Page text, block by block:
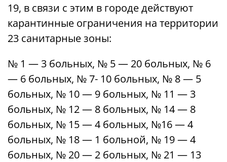
19, в связи с этим в городе действуют
карантинные ограничения на территории
23 санитарные зоны:
№ 1 — 3 больных, № 5 — 20 больных, № 6
— 6 больных, № 7- 10 больных, № 8 — 5
больных, № 10 — 9 больных, № 11 — 3
больных, № 12 — 8 больных, № 14 — 8
больных, № 15 — 4 больных, №16 — 4
больных, № 18 — 1 больной, № 19 — 4
больных, № 20 — 2 больных, № 21 — 13